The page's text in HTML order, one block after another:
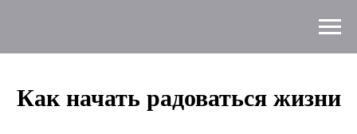
Как начать радоваться жизни